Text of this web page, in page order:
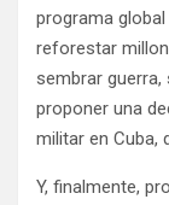
programa
reforestar
sembrar
proponer una
militar en Cuba,
Y, finalmente,